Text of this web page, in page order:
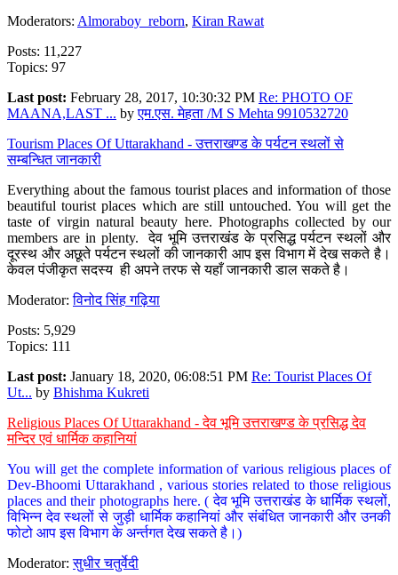
Moderators: Almoraboy_reborn, Kiran Rawat
Posts: 11,227
Topics: 97
Last post: February 28, 2017, 10:30:32 PM Re: PHOTO OF
MAANA,LAST ... byएम.एस. मेहता /M S Mehta 9910532720
Tourism Places Of Uttarakhand - उत्तराखण्ड के पर्यटन स्थलों से
सम्बन्धित जानकारी
Everything about the famous tourist places and information of those
beautiful tourist places which are still untouched. You will get the
taste of virgin natural beauty here. Photographs collected by our
members are in plenty. देव भूमि उत्तराखंड के प्रसिद्ध पर्यटन स्थलों और
दूरस्थ और अछूते पर्यटन स्थलों की जानकारी आप इस विभाग में देख सकते है।
केवल पंजीकृत सदस्य ही अपने तरफ से यहाँ जानकारी डाल सकते है।
Moderator:विनोद सिंह गढ़िया
Posts: 5,929
Topics: 111
Last post: January 18, 2020, 06:08:51 PM Re: Tourist Places Of
Ut... by Bhishma Kukreti
Religious Places Of Uttarakhand - देव भूमि उत्तराखण्ड के प्रसिद्ध देव
मन्दिर एवं धार्मिक कहानियां
You will get the complete information of various religious places of
Dev-Bhoomi Uttarakhand , various stories related to those religious
places and their photographs here. ( देव भूमि उत्तराखंड के धार्मिक स्थलों,
विभिन्न देव स्थलों से जुड़ी धार्मिक कहानियां और संबंधित जानकारी और उनकी
फोटो आप इस विभाग के अर्न्तगत देख सकते है।)
Moderator:सुधीर चतुर्वेदी